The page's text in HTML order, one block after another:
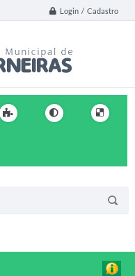
Login / Cadastro